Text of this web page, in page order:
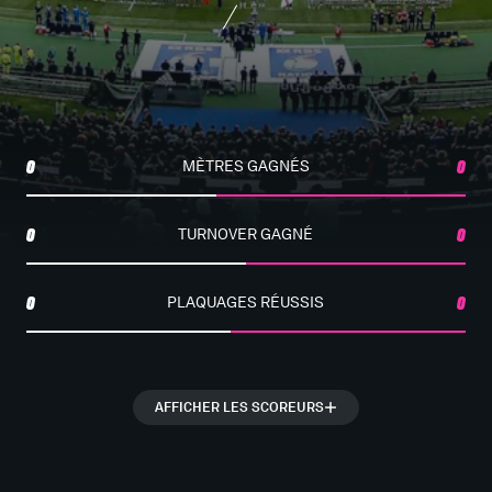
0 MÈTRES GAGNÉS 0
0 TURNOVER GAGNÉ 0
0 PLAQUAGES RÉUSSIS 0
AFFICHER LES SCOREURS